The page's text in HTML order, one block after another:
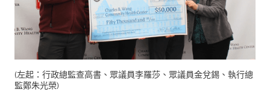
(左起：行政總監查高書、眾議員李羅莎、眾議員金兌錫、執行總
監鄭朱光榮)